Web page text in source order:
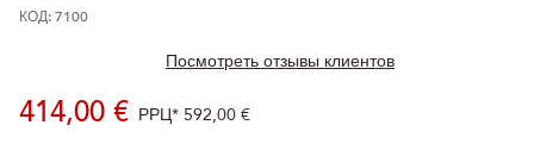
КОД: 7100
Посмотреть отзывы клиентов
414,00 € РРЦ* 592,00 €